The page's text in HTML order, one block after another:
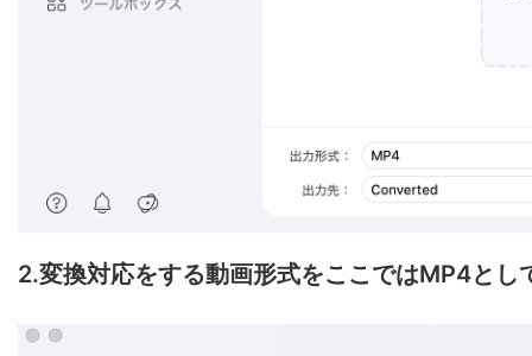
2.変換対応をする動画形式をここではMP4と